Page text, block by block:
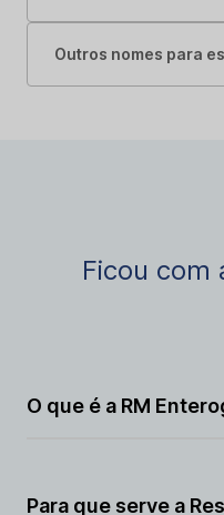
Outros nomes para
Ficou com
O que é a RM
intestino delgado em
Para que serve a